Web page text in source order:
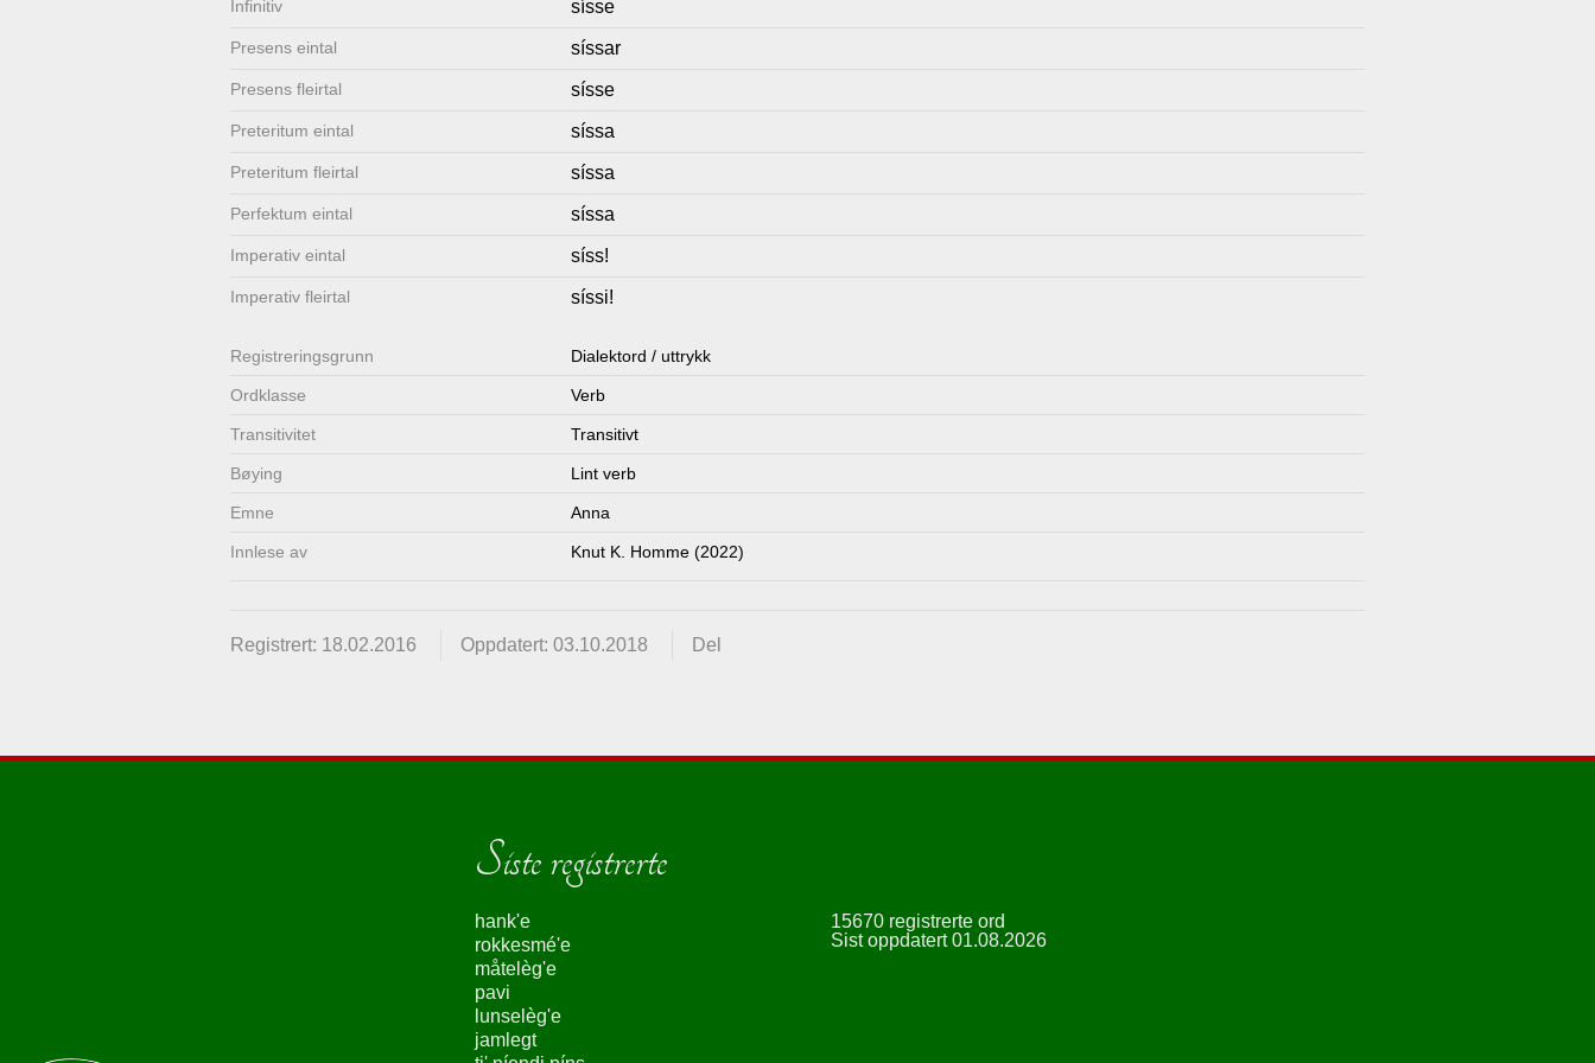
Infinitiv sísse
Presens eintal síssar
Presens fleirtal sísse
Preteritum eintal síssa
Preteritum fleirtal síssa
Perfektum eintal síssa
Imperativ eintal síss!
Imperativ fleirtal síssi!
Registrerings­grunn Dialektord / uttrykk
Ordklasse Verb
Transitivitet Transitivt
Bøying Lint verb
Emne Anna
Innlese av Knut K. Homme (2022)
Registrert: 18.02.2016 Oppdatert: 03.10.2018 Del
Siste registrerte
hank'e
rokkesmé'e
måtelèg'e
pavi
lunselèg'e
jamlegt
15670 registrerte ord
Sist oppdatert 01.08.2026